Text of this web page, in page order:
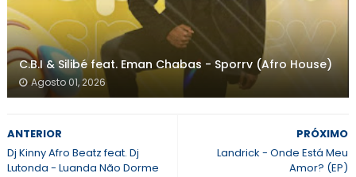
C.B.I & Silibé feat. Eman Chabas - Sporrv (Afro House)
Agosto 01, 2026
PRÓXIMO
Landrick - Onde Está Meu
Amor? (EP)
ANTERIOR
Dj Kinny Afro Beatz feat. Dj
Lutonda - Luanda Não Dorme